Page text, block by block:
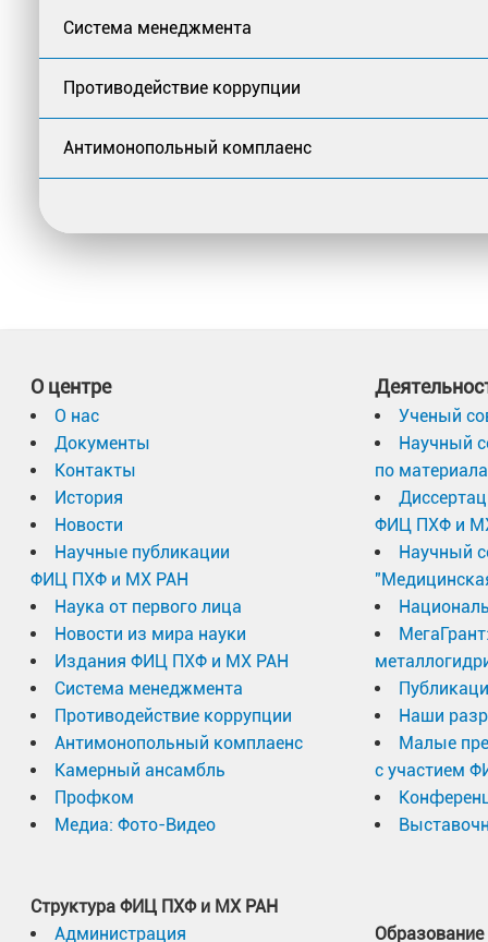
Система менеджмента
Противодействие коррупции
Антимонопольный комплаенс
О центре
О нас
Документы
Контакты
История
Новости
Научные публикации
ФИЦ ПХФ и МХ РАН
Наука от первого лица
Новости из мира науки
Издания ФИЦ ПХФ и МХ РАН
Система менеджмента
Противодействие коррупции
Антимонопольный комплаенс
Камерный ансамбль
Профком
Медиа: Фото-Видео
Структура ФИЦ ПХФ и МХ РАН
Администрация
Ученый
Научный
по
ФИЦ ПХФ и
Научный
Наши
Малые
с участием
Образование